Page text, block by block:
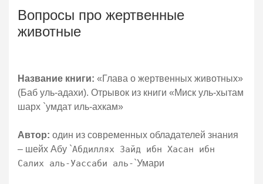
Вопросы про жертвенные
животные
Название книги: «Глава о жертвенных животных»
(Баб уль-адахи). Отрывок из книги «Миск уль-хытам
шарх `умдат иль-ахкам»
Автор: один из современных обладателей знания
– шейх Абу `Абдиллях Зайд ибн Хасан ибн
Салих аль-Уассаби аль- `Умари